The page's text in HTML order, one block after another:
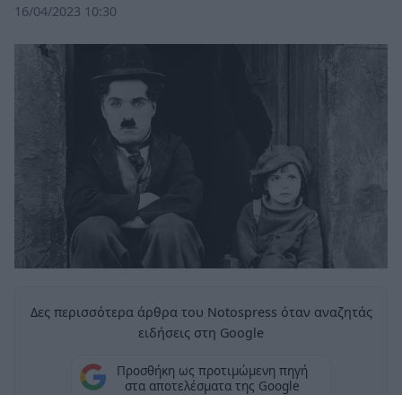
16/04/2023 10:30
Δες περισσότερα άρθρα του Notospress όταν αναζητάς
ειδήσεις στη Google
Προσθήκη ως προτιμώμενη πηγή
στα αποτελέσματα της Google